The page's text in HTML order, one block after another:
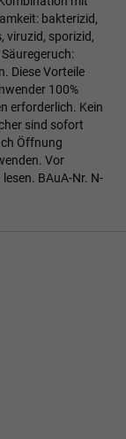
bakterizid,
viruzid, sporizid,
Diese Vorteile
100%
erforderlich. Kein
sind sofort
Öffnung
Vor
BAuA-Nr. N-